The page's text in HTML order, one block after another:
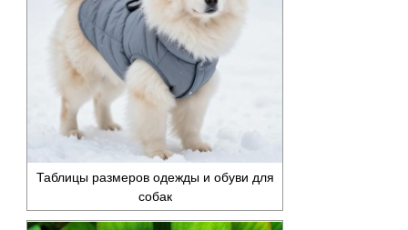
Таблицы размеров одежды и обуви для
собак